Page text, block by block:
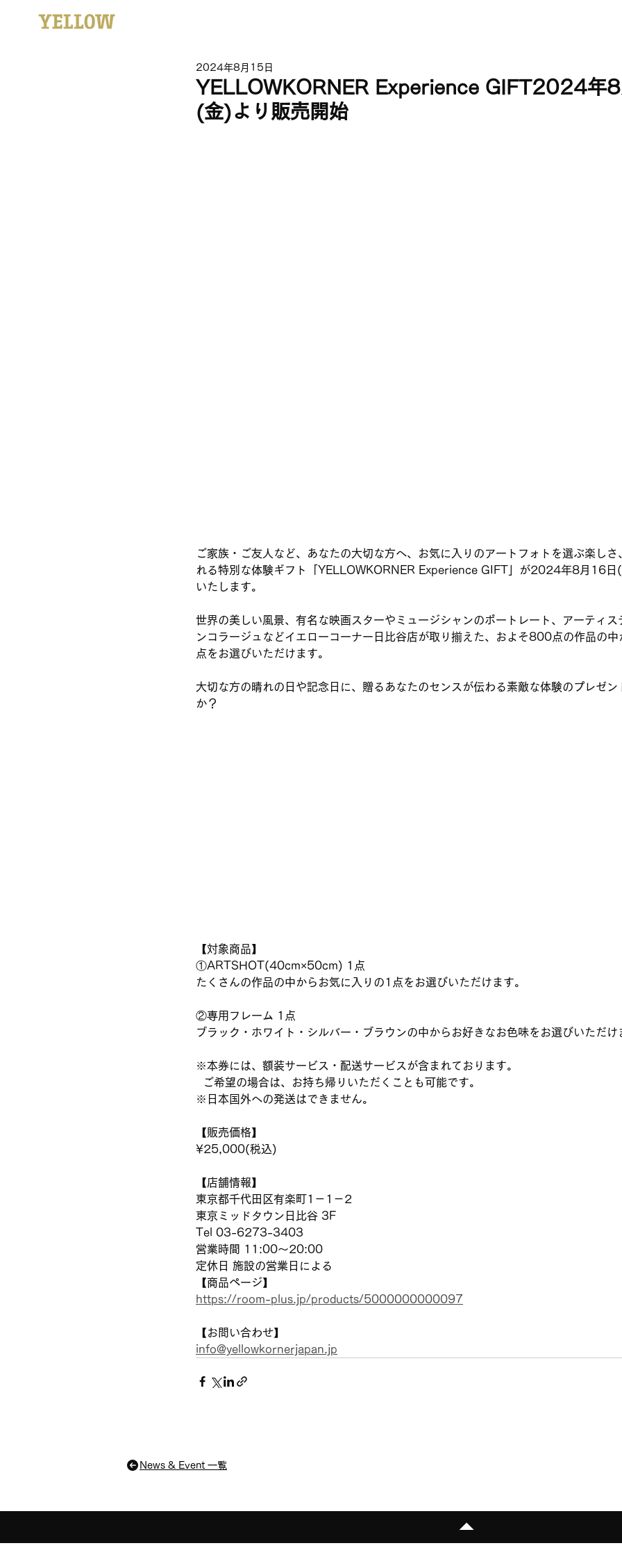
YELLOWKORNER Experience GIFT2024年
(金)より販売開始
2024年8月15日
ご家族・ご友人など、あなたの大切な方へ、お気に入りのアートフォトを選ぶ楽しさ
れる特別な体験ギフト「YELLOWKORNER Experience GIFT」が2024年8月16日
いたします。
世界の美しい風景、有名な映画スターやミュージシャンのポートレート、アーティス
ンコラージュなどイエローコーナー日比谷店が取り揃えた、およそ800点の作品の中
点をお選びいただけます。
大切な方の晴れの日や記念日に、贈るあなたのセンスが伝わる素敵な体験のプレゼン
か？
【対象商品】
①ARTSHOT(40cm×50cm) 1点
たくさんの作品の中からお気に入りの1点をお選びいただけます。
②専用フレーム 1点
ブラック・ホワイト・シルバー・ブラウンの中からお好きなお色味をお選びいただけ
※本券には、額装サービス・配送サービスが含まれております。
  ご希望の場合は、お持ち帰りいただくことも可能です。
※日本国外への発送はできません。
【販売価格】
¥25,000(税込)
【店舗情報】
東京都千代田区有楽町1－1－2
東京ミッドタウン日比谷 3F
Tel 03-6273-3403
営業時間 11:00～20:00
定休日 施設の営業日による
【商品ページ】
https://room-plus.jp/products/5000000000097
【お問い合わせ】
info@yellowkornerjapan.jp
News & Event 一覧